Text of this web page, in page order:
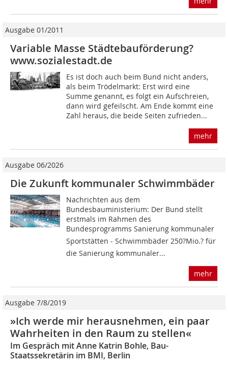
Ausgabe 01/2011
Variable Masse Städtebauförderung?
www.sozialestadt.de
Es ist doch auch beim Bund nicht anders,
als beim Trödelmarkt: Erst wird eine
Summe genannt, es folgt ein Aufschreien,
dann wird gefeilscht. Am Ende kommt eine
Zahl heraus, die beide Seiten zufrieden...
mehr
Ausgabe 06/2026
Die Zukunft kommunaler Schwimmbäder
Nachrichten aus dem
Bundesbauministerium: Der Bund stellt
erstmals im Rahmen des
Bundesprogramms Sanierung kommunaler
Sportstätten - Schwimmbäder 250?Mio.? für
die Sanierung kommunaler...
mehr
Ausgabe 7/8/2019
»Ich werde mir herausnehmen, ein paar
Wahrheiten in den Raum zu stellen«
Im Gespräch mit Anne Katrin Bohle, Bau-
Staatssekretärin im BMI, Berlin